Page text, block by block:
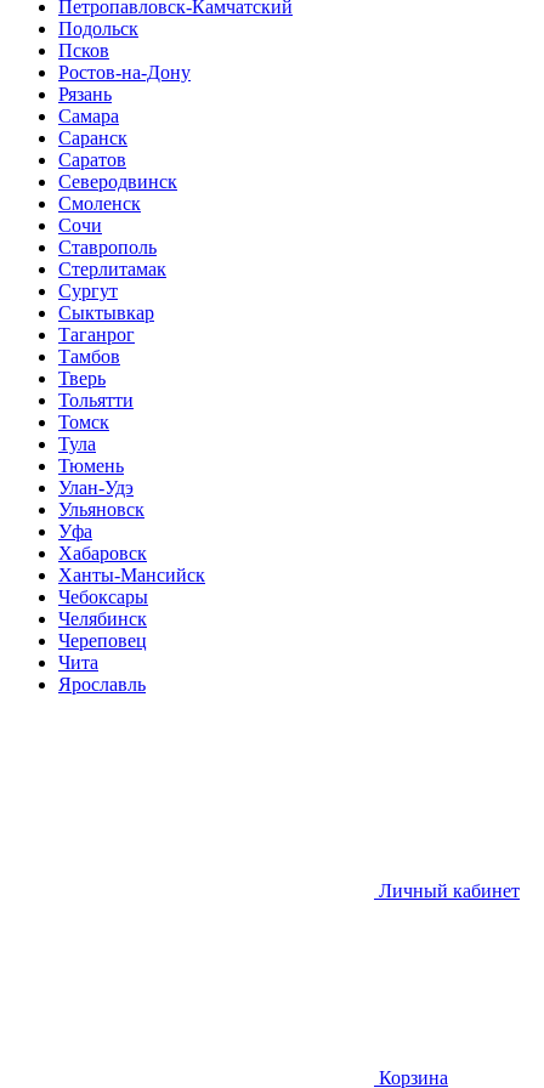
Петропавловск-Камчатский
Подольск
Псков
Ростов-на-Дону
Рязань
Самара
Саранск
Саратов
Северодвинск
Смоленск
Сочи
Ставрополь
Стерлитамак
Сургут
Сыктывкар
Таганрог
Тамбов
Тверь
Тольятти
Томск
Тула
Тюмень
Улан-Удэ
Ульяновск
Уфа
Хабаровск
Ханты-Мансийск
Чебоксары
Челябинск
Череповец
Чита
Ярославль
Личный кабинет
Корзина